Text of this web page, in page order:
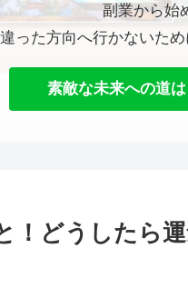
副業から始
った方向へ行かないた
素敵な未来への道
！どうしたら